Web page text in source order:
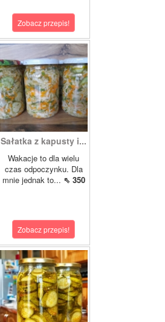
Zobacz przepis!
Sałatka z kapusty i...
Wakacje to dla wielu
czas odpoczynku. Dla
mnie jednak to... ⇖ 350
Zobacz przepis!